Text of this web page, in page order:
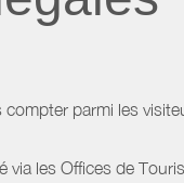
parmi les
via les Offices de